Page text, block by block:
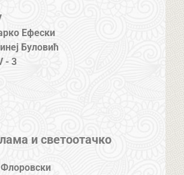
Ефески
Буловић
- 3
и светоотачко
Флоровски